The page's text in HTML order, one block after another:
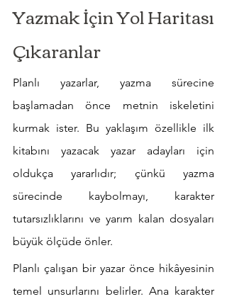
Yazmak İçin Yol Haritası
Çıkaranlar
Planlı yazarlar, yazma sürecine
başlamadan önce metnin iskeletini
kurmak ister. Bu yaklaşım özellikle ilk
kitabını yazacak yazar adayları için
oldukça yararlıdır; çünkü yazma
sürecinde kaybolmayı, karakter
tutarsızlıklarını ve yarım kalan dosyaları
büyük ölçüde önler.
Planlı çalışan bir yazar önce hikâyesinin
temel unsurlarını belirler. Ana karakter